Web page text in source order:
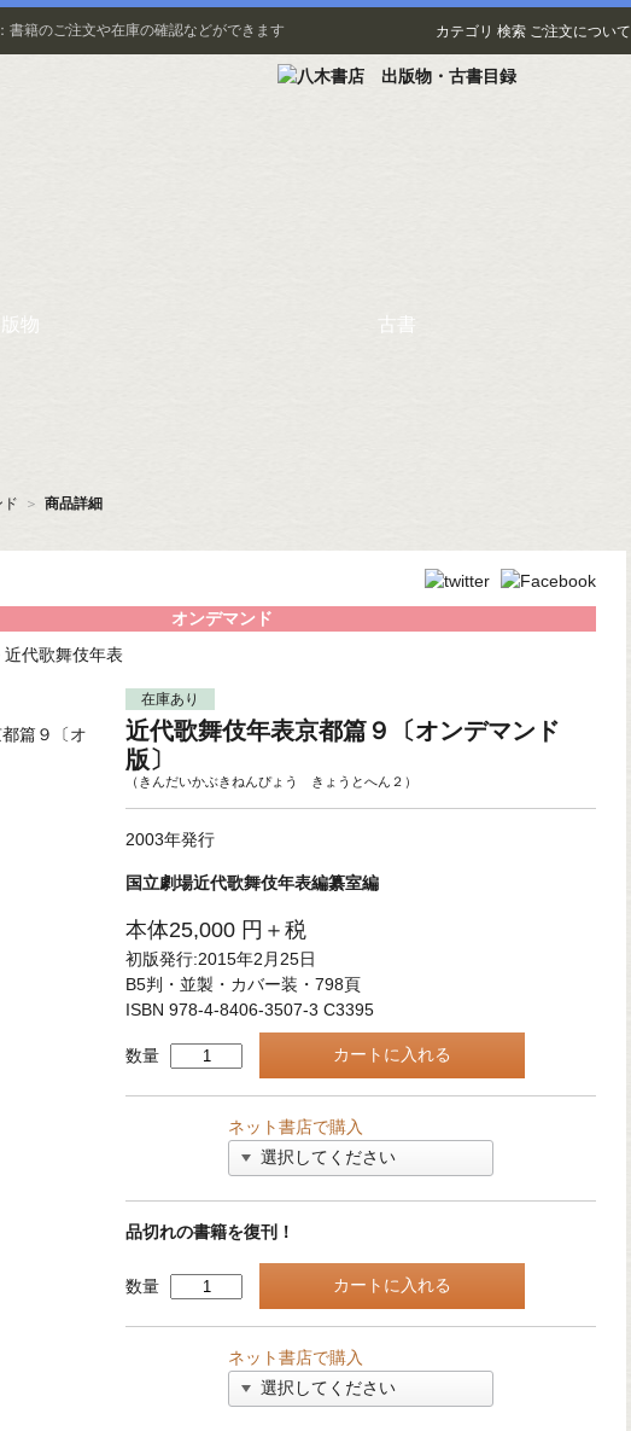
書籍のご注文や在庫の確認などができます カテゴリ 検索 ご注文について
物 古書
ド ＞ 商品詳細
オンデマンド
近代歌舞伎年表
在庫あり
近代歌舞伎年表京都篇９〔オンデマンド
版〕
（きんだいかぶきねんぴょう きょうとへん２）
2003年発行
国立劇場近代歌舞伎年表編纂室編
本体25,000 円＋税
初版発行:2015年2月25日
B5判・並製・カバー装・798頁
ISBN 978-4-8406-3507-3 C3395
数量
ネット書店で購入
品切れの書籍を復刊！
数量
ネット書店で購入